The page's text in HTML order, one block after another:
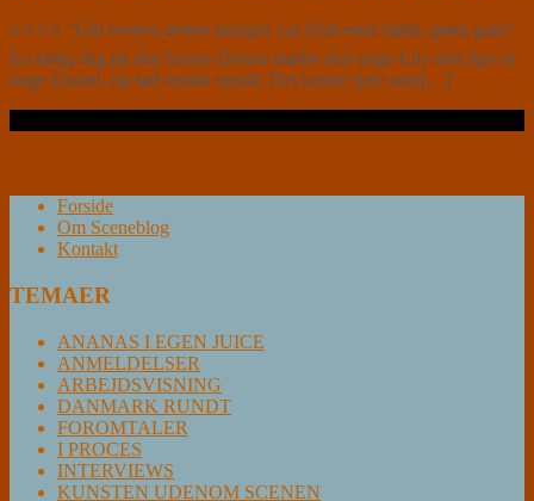
⭐⭐⭐⭐ ”Gid verden denne morgen var fyldt med blødt, grønt græs”
En kølig dag på den frosne Donau møder den unge Lily den lige så
unge Daniel, og sød musik opstår. Det kunne lyde som[…]
Forside
Om Sceneblog
Kontakt
TEMAER
ANANAS I EGEN JUICE
ANMELDELSER
ARBEJDSVISNING
DANMARK RUNDT
FOROMTALER
I PROCES
INTERVIEWS
KUNSTEN UDENOM SCENEN